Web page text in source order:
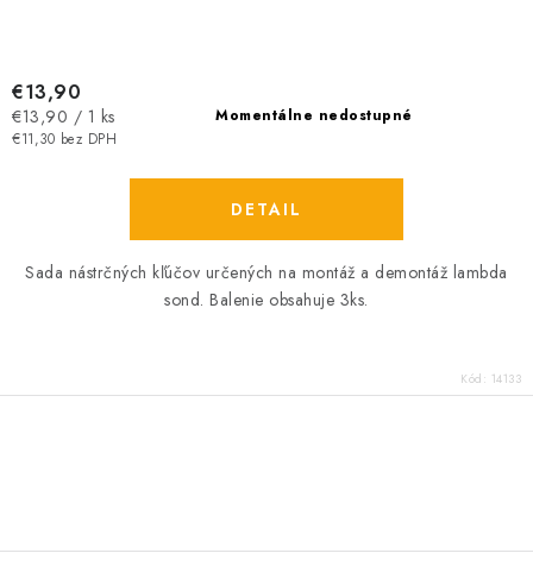
Momentálne nedostupné
€11,30 bez DPH
€13,90
Jednotková
cena:
€13,90 / 1 ks
DETAIL
Sada nástrčných kľúčov určených na montáž a demontáž lambda
sond. Balenie obsahuje 3ks.
Kód: 14133
á